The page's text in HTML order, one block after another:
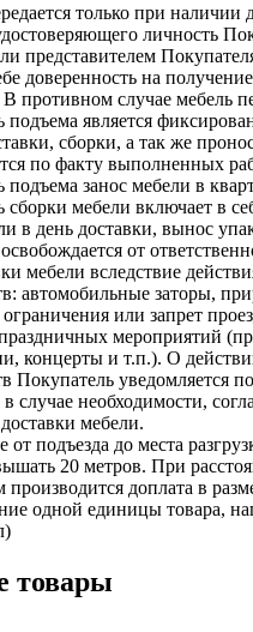
только при наличии
личность
представителем
доверенность на
противном случае мебель
подъема является
сборки, а так же
по факту выполненных
подъема занос мебели в
сборки мебели включает в
в день доставки, вынос
от
мебели вследствие
автомобильные заторы,
или запрет
мероприятий
концерты и т.п.). О
Покупатель уведомляется
случае необходимости,
мебели.
от подъезда до места
20 метров. При
производится доплата в
одной единицы товара,
товары